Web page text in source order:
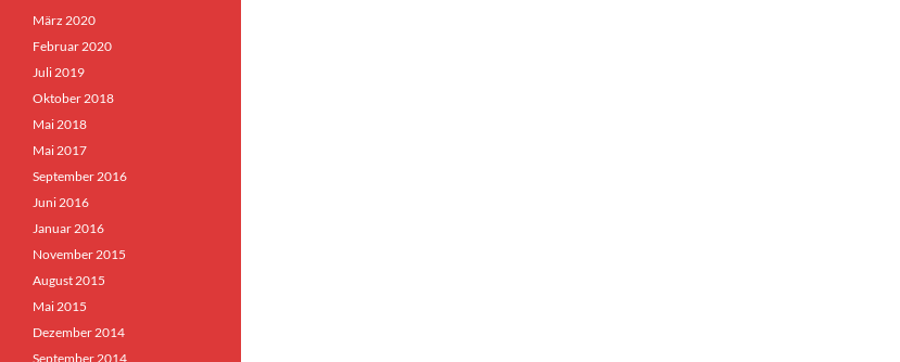
März 2020
Februar 2020
Juli 2019
Oktober 2018
Mai 2018
Mai 2017
September 2016
Juni 2016
Januar 2016
November 2015
August 2015
Mai 2015
Dezember 2014
September 2014